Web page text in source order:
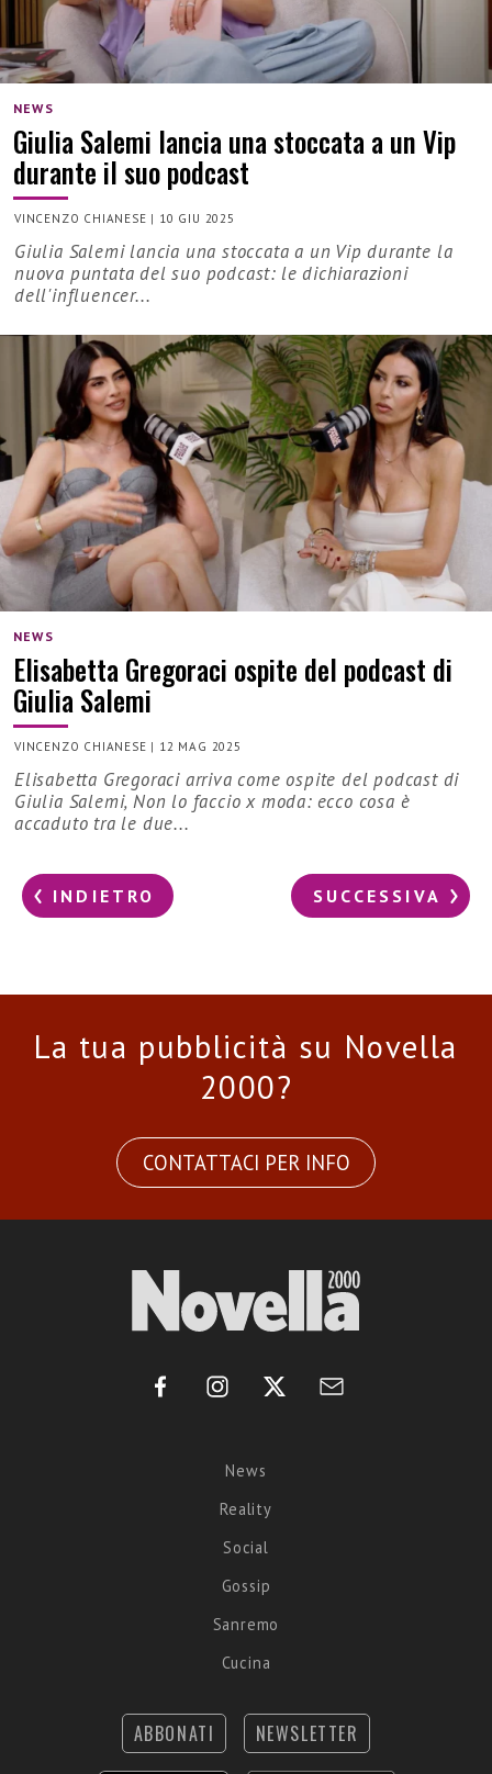
NEWS
Giulia Salemi lancia una stoccata a un Vip
durante il suo podcast
VINCENZO CHIANESE | 10 GIU 2025
Giulia Salemi lancia una stoccata a un Vip durante la
nuova puntata del suo podcast: le dichiarazioni
dell'influencer...
NEWS
Elisabetta Gregoraci ospite del podcast di
Giulia Salemi
VINCENZO CHIANESE | 12 MAG 2025
Elisabetta Gregoraci arriva come ospite del podcast di
Giulia Salemi, Non lo faccio x moda: ecco cosa è
accaduto tra le due...
INDIETRO SUCCESSIVA
La tua pubblicità su Novella
2000?
CONTATTACI PER INFO
News
Reality
Social
Gossip
Sanremo
Cucina
ABBONATI NEWSLETTER